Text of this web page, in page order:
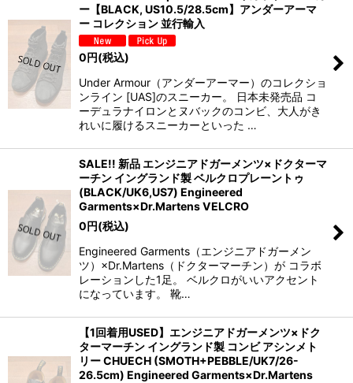
ー【BLACK, US10.5/28.5cm】アンダーアーマ
ー コレクション 並行輸入
0円(税込)
Under Armour（アンダーアーマー）のコレクショ
ンライン [UAS]のスニーカー。 日本未発売品 コ
ーデュラナイロンとヌバックのコンビ、大人がき
れいに履けるスニーカーといった …
SALE!! 新品 エンジニアドガーメンツ×ドクターマ
ーチン イングランド製 ベルクロプレーントゥ
(BLACK/UK6,US7) Engineered
Garments×Dr.Martens VELCRO
0円(税込)
Engineered Garments（エンジニアドガーメン
ツ）×Dr.Martens（ドクターマーチン）が コラボ
レーションした1足。 ベルクロがいいアクセント
になっています。 靴…
【1回着用USED】エンジニアドガーメンツ×ドク
ターマーチン イングランド製 コンビ アシンメト
リー CHUECH (SMOTH+PEBBLE/UK7/26-
26.5cm) Engineered Garments×Dr.Martens